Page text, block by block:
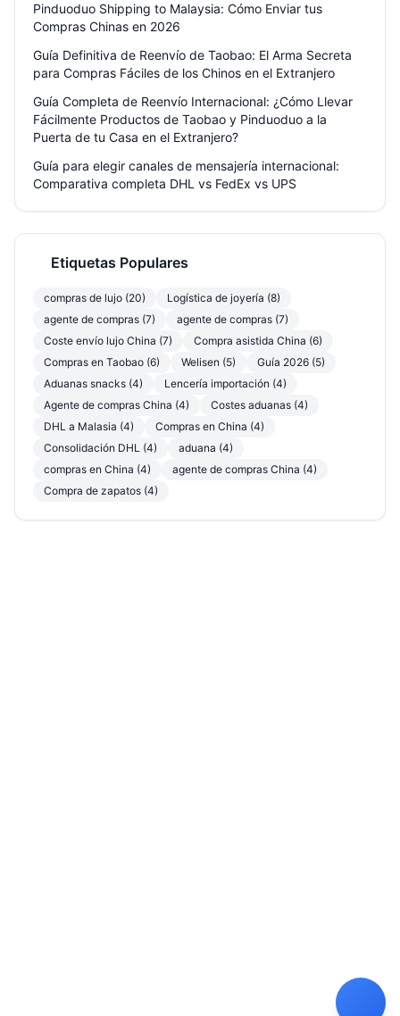
Pinduoduo Shipping to Malaysia: Cómo Enviar tus
Compras Chinas en 2026
Guía Definitiva de Reenvío de Taobao: El Arma Secreta
para Compras Fáciles de los Chinos en el Extranjero
Guía Completa de Reenvío Internacional: ¿Cómo Llevar
Fácilmente Productos de Taobao y Pinduoduo a la
Puerta de tu Casa en el Extranjero?
Guía para elegir canales de mensajería internacional:
Comparativa completa DHL vs FedEx vs UPS
Etiquetas Populares
compras de lujo (20)
Logística de joyería (8)
agente de compras (7)
agente de compras (7)
Coste envío lujo China (7)
Compra asistida China (6)
Compras en Taobao (6)
Welisen (5)
Guía 2026 (5)
Aduanas snacks (4)
Lencería importación (4)
Agente de compras China (4)
Costes aduanas (4)
DHL a Malasia (4)
Compras en China (4)
Consolidación DHL (4)
aduana (4)
compras en China (4)
agente de compras China (4)
Compra de zapatos (4)